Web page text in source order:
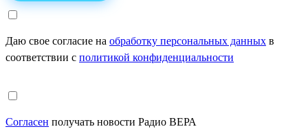
Даю свое согласие на обработку персональных данных в
соответствии с политикой конфиденциальности
Согласен получать новости Радио ВЕРА